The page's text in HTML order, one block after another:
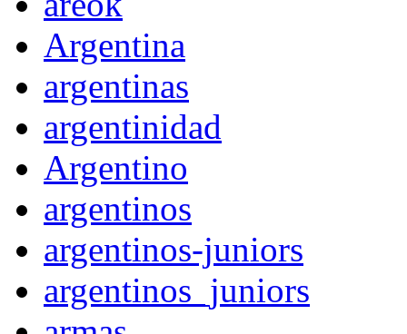
Argentina
argentinas
argentinidad
Argentino
argentinos
argentinos-juniors
argentinos_juniors